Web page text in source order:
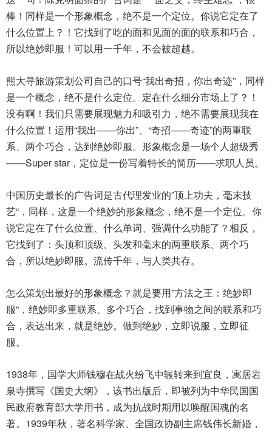
棒！同样是一个形象概念，绝不是一个定位。你说它定在了
什么位置上？！它找到了吃的面和见面的面的联系和巧合，
所以绝妙即服！可以用一千年，不会被超越。
熊大寻旅游策划公司自己的口号“我出奇招，你出奇迹”，同样
是一个概念，绝不是什么定位。定在什么细分市场上了？！
没有啊！我们只需要展现魅力和吸引力，绝不需要展现我在
什么位置！运用“我出——你出”、“奇招——奇迹”的两重联
系、两个巧合，达到绝妙即服。形象概念是一场个人超级秀
——Super star，定位是一份写着特长的简历——求职人员。
中国历史最长的广告词是古代理发业的”顶上功夫，毫末技
艺“，同样，这是一个绝妙的形象概念，绝不是一个定位。你
说它定在了什么位置、什么单词、强调什么功能了？相反，
它找到了：头顶和顶级、头发和毫末的两重联系、两个巧
合，所以绝妙即服。流传千年，与人类共存。
怎么策划出最好的形象概念？就是要用”方法之王：绝妙即
服“，绝妙即多重联系、多个巧合，找到事物之间的联系和巧
合，表达出来，就是绝妙。做到绝妙，立即说服，立即征
服。
1938年，国学大师钱穆在战火纷飞中辗转来到宜良，寓居岩
泉寺撰写《国史大纲》，该书出版后，即被列为中华民国国
民政府教育部大学用书，成为抗战时期用以唤醒国魂的名
著。1939年秋，著名科学家、全国政协副主席钱伟长新婚，